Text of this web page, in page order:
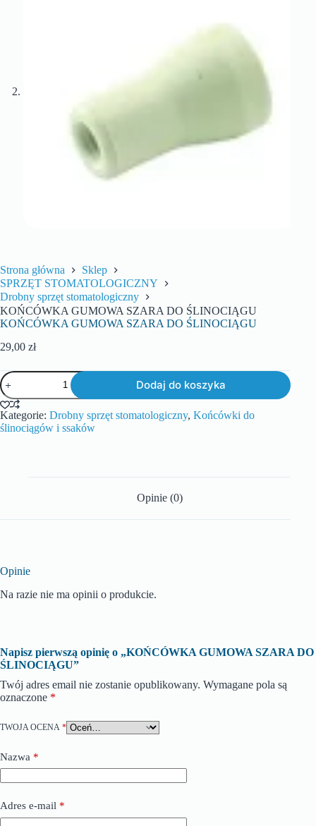
Strona główna
Sklep
SPRZĘT STOMATOLOGICZNY
Drobny sprzęt stomatologiczny
KOŃCÓWKA GUMOWA SZARA DO ŚLINOCIĄGU
KOŃCÓWKA GUMOWA SZARA DO ŚLINOCIĄGU
29,00 zł
Dodaj do koszyka
Kategorie: Drobny sprzęt stomatologiczny, Końcówki do
ślinociągów i ssaków
Opinie (0)
Opinie
Na razie nie ma opinii o produkcie.
Napisz pierwszą opinię o „KOŃCÓWKA GUMOWA SZARA DO
ŚLINOCIĄGU”
Twój adres email nie zostanie opublikowany. Wymagane pola są
oznaczone *
TWOJA OCENA *
Nazwa *
Adres e-mail *